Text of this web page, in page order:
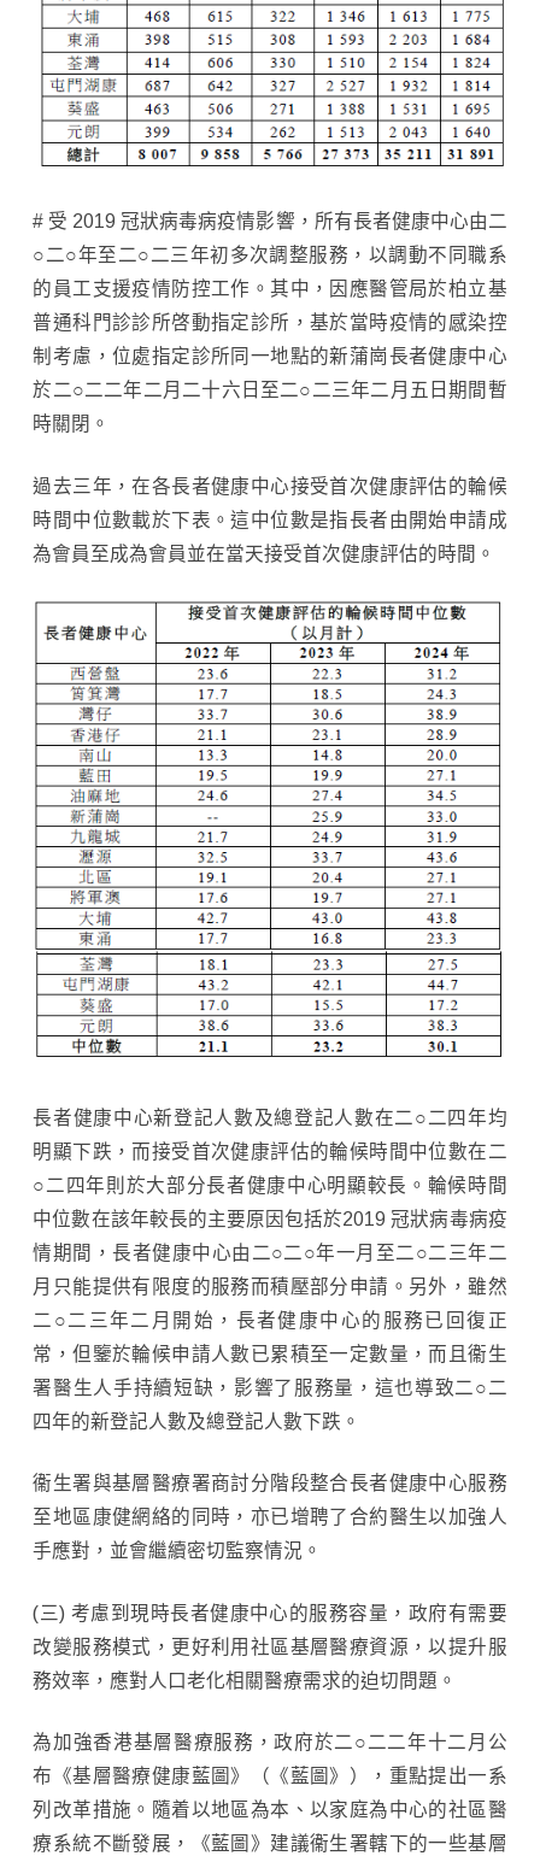
# 受 2019 冠狀病毒病疫情影響，所有長者健康中心由二
○二○年至二○二三年初多次調整服務，以調動不同職系
的員工支援疫情防控工作。其中，因應醫管局於柏立基
普通科門診診所啓動指定診所，基於當時疫情的感染控
制考慮，位處指定診所同一地點的新蒲崗長者健康中心
於二○二二年二月二十六日至二○二三年二月五日期間暫
時關閉。
過去三年，在各長者健康中心接受首次健康評估的輪候
時間中位數載於下表。這中位數是指長者由開始申請成
為會員至成為會員並在當天接受首次健康評估的時間。
長者健康中心新登記人數及總登記人數在二○二四年均
明顯下跌，而接受首次健康評估的輪候時間中位數在二
○二四年則於大部分長者健康中心明顯較長。輪候時間
中位數在該年較長的主要原因包括於2019 冠狀病毒病疫
情期間，長者健康中心由二○二○年一月至二○二三年二
月只能提供有限度的服務而積壓部分申請。另外，雖然
二○二三年二月開始，長者健康中心的服務已回復正
常，但鑒於輪候申請人數已累積至一定數量，而且衞生
署醫生人手持續短缺，影響了服務量，這也導致二○二
四年的新登記人數及總登記人數下跌。
衞生署與基層醫療署商討分階段整合長者健康中心服務
至地區康健網絡的同時，亦已增聘了合約醫生以加強人
手應對，並會繼續密切監察情況。
(三) 考慮到現時長者健康中心的服務容量，政府有需要
改變服務模式，更好利用社區基層醫療資源，以提升服
務效率，應對人口老化相關醫療需求的迫切問題。
為加強香港基層醫療服務，政府於二○二二年十二月公
布《基層醫療健康藍圖》（《藍圖》），重點提出一系
列改革措施。隨着以地區為本、以家庭為中心的社區醫
療系統不斷發展，《藍圖》建議衞生署轄下的一些基層